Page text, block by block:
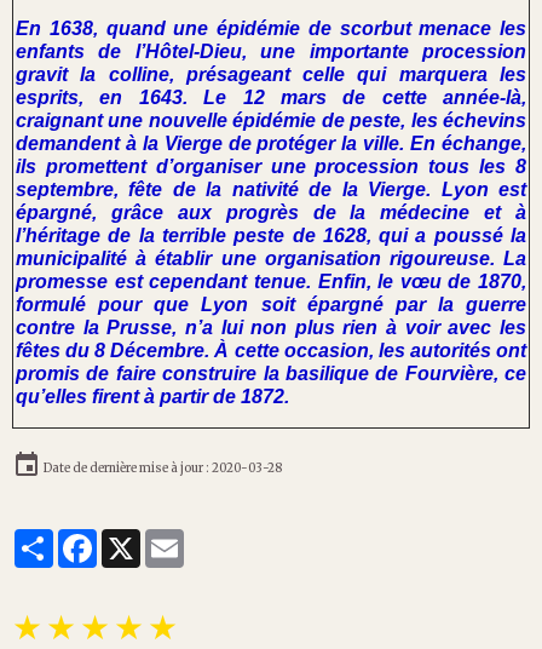
En 1638, quand une épidémie de scorbut menace les
enfants de l’Hôtel-Dieu, une importante procession
gravit la colline, présageant celle qui marquera les
esprits, en 1643. Le 12 mars de cette année-là,
craignant une nouvelle épidémie de peste, les échevins
demandent à la Vierge de protéger la ville. En échange,
ils promettent d’organiser une procession tous les 8
septembre, fête de la nativité de la Vierge. Lyon est
épargné, grâce aux progrès de la médecine et à
l’héritage de la terrible peste de 1628, qui a poussé la
municipalité à établir une organisation rigoureuse. La
promesse est cependant tenue. Enfin, le vœu de 1870,
formulé pour que Lyon soit épargné par la guerre
contre la Prusse, n’a lui non plus rien à voir avec les
fêtes du 8 Décembre. À cette occasion, les autorités ont
promis de faire construire la basilique de Fourvière, ce
qu’elles firent à partir de 1872.
Date de dernière mise à jour : 2020-03-28
PartagerFacebook
X
★★★★★